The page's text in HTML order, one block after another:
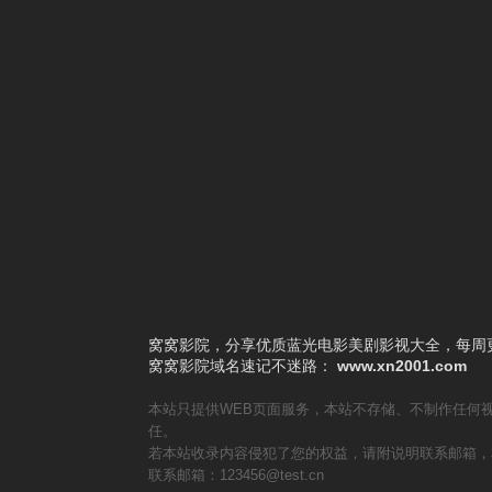
窝窝影院，分享优质蓝光电影美剧影视大全，每
窝窝影院域名速记不迷路： www.xn2001.com
本站只提供WEB页面服务，本站不存储、不制作任何
任。
若本站收录内容侵犯了您的权益，请附说明联系邮箱，
联系邮箱：123456@test.cn